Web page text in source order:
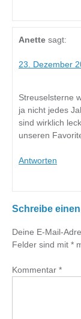
Anette sagt:
23. Dezember
Streuselsterne
ja nicht jedes
sind wirklich
unseren
Antworten
Schreibe
Deine E-Mail-
Felder sind mit *
Kommentar *